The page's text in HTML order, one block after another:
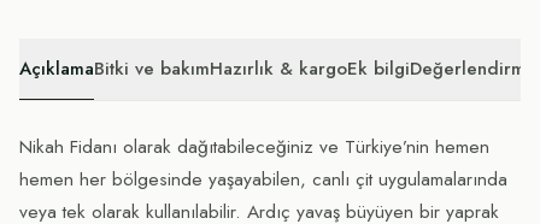
AçıklamaBitki ve bakımHazırlık & kargoEk bilgi
Nikah Fidanı olarak dağıtabileceğiniz ve Türkiye’nin hemen
hemen her bölgesinde yaşayabilen, canlı çit uygulamalarında
veya tek olarak kullanılabilir. Ardıç yavaş büyüyen bir yaprak